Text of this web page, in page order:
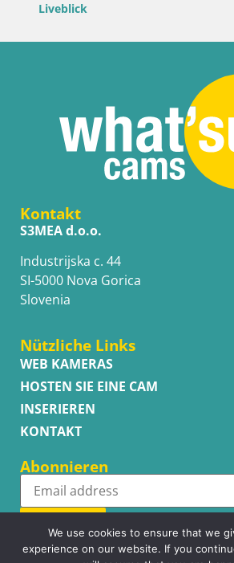
Liveblick
Kontakt
S3MEA d.o.o.
Industrijska c. 44
SI-5000 Nova Gorica
Slovenia
Nützliche Links
WEB KAMERAS
HOSTEN SIE EINE CAM
INSERIEREN
KONTAKT
Abonnieren
Subscribe
We use cookies to ensure that we
experience on our website. If you